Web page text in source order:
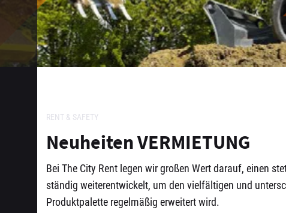
RENT & SAFETY
Neuheiten VERMIETUNG
Bei The City Rent legen wir großen Wert darauf, einen
ständig weiterentwickelt, um den vielfältigen und
Produktpalette regelmäßig erweitert wird.